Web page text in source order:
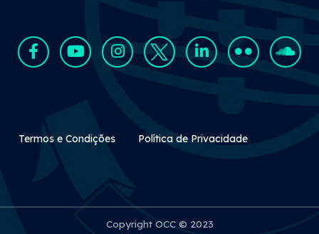
Rodapé Secundário
Termos e Condições Política de Privacidade
Copyright OCC © 2023